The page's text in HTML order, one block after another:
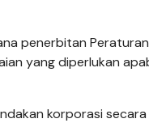
penerbitan
yang diperlukan
korporasi